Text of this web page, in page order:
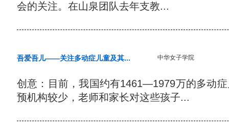
会的关注。在山泉团队去年支教...
吾爱吾儿——关注多动症儿童及其... 中华女子学院
创意：目前，我国约有1461—1979万的多动
预机构较少，老师和家长对这些孩子...